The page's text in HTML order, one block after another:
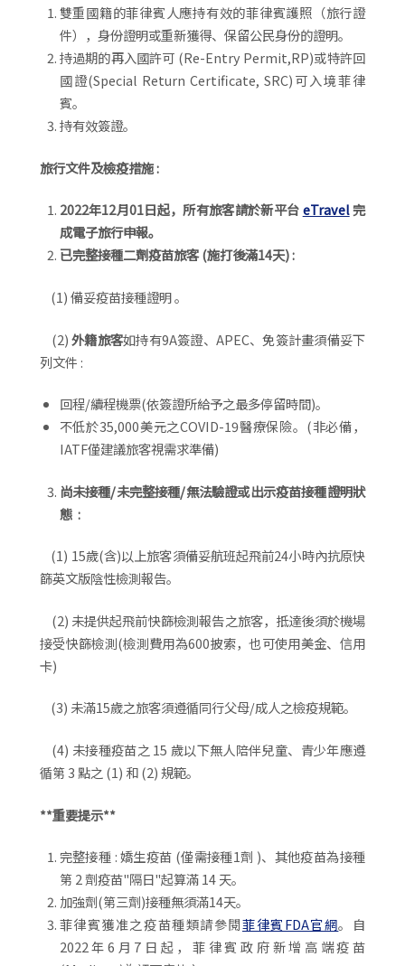
雙重國籍的菲律賓人應持有效的菲律賓護照（旅行證
件），身份證明或重新獲得、保留公民身份的證明。
持過期的再入國許可 (Re-Entry Permit,RP)或特許回
國證(Special Return Certificate, SRC)可入境菲律
賓。
持有效簽證。
旅行文件及檢疫措施 :
2022年12月01日起，所有旅客請於新平台eTravel完
成電子旅行申報。
已完整接種二劑疫苗旅客 (施打後滿14天) :
(1) 備妥疫苗接種證明 。
(2)外籍旅客如持有9A簽證、APEC、免簽計畫須備妥下
列文件 :
回程/續程機票(依簽證所給予之最多停留時間)。
不低於35,000美元之COVID-19醫療保險。(非必備，
IATF僅建議旅客視需求準備)
尚未接種/未完整接種/無法驗證或出示疫苗接種證明狀
態 :
(1) 15歲(含)以上旅客須備妥航班起飛前24小時內抗原快
篩英文版陰性檢測報告。
(2) 未提供起飛前快篩檢測報告之旅客，抵達後須於機場
接受快篩檢測(檢測費用為600披索，也可使用美金、信用
卡)
(3) 未滿15歲之旅客須遵循同行父母/成人之檢疫規範。
(4) 未接種疫苗之 15 歲以下無人陪伴兒童、青少年應遵
循第 3 點之 (1) 和 (2) 規範。
**重要提示**
完整接種 : 嬌生疫苗 (僅需接種1劑 )、其他疫苗為接種
第 2 劑疫苗"隔日"起算滿 14 天。
加強劑(第三劑)接種無須滿14天。
菲律賓獲准之疫苗種類請參閱菲律賓FDA官網。自
2022年6月7日起，菲律賓政府新增高端疫苗